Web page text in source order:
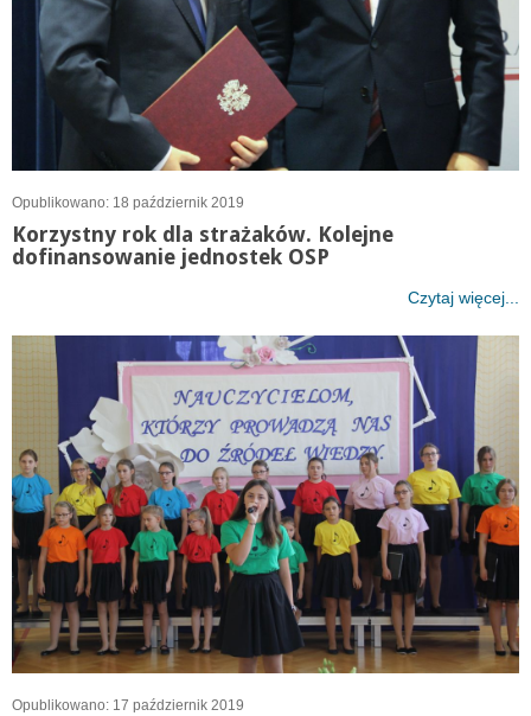
Opublikowano: 18 październik 2019
Korzystny rok dla strażaków. Kolejne
dofinansowanie jednostek OSP
Czytaj więcej...
Opublikowano: 17 październik 2019